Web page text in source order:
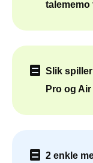
talememo
Slik
Pro og
2 enkle